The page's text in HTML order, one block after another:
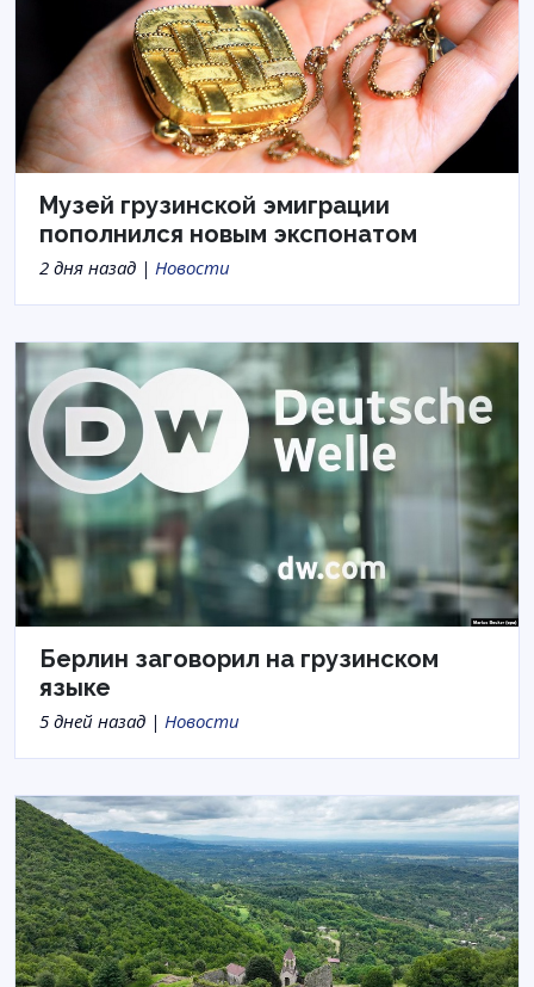
Музей грузинской эмиграции
пополнился новым экспонатом
2 дня назад | Новости
Берлин заговорил на грузинском
языке
5 дней назад | Новости